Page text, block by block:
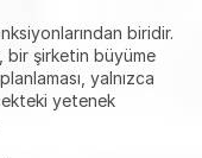
biridir.
bir şirketin büyüme
yalnızca
yetenek